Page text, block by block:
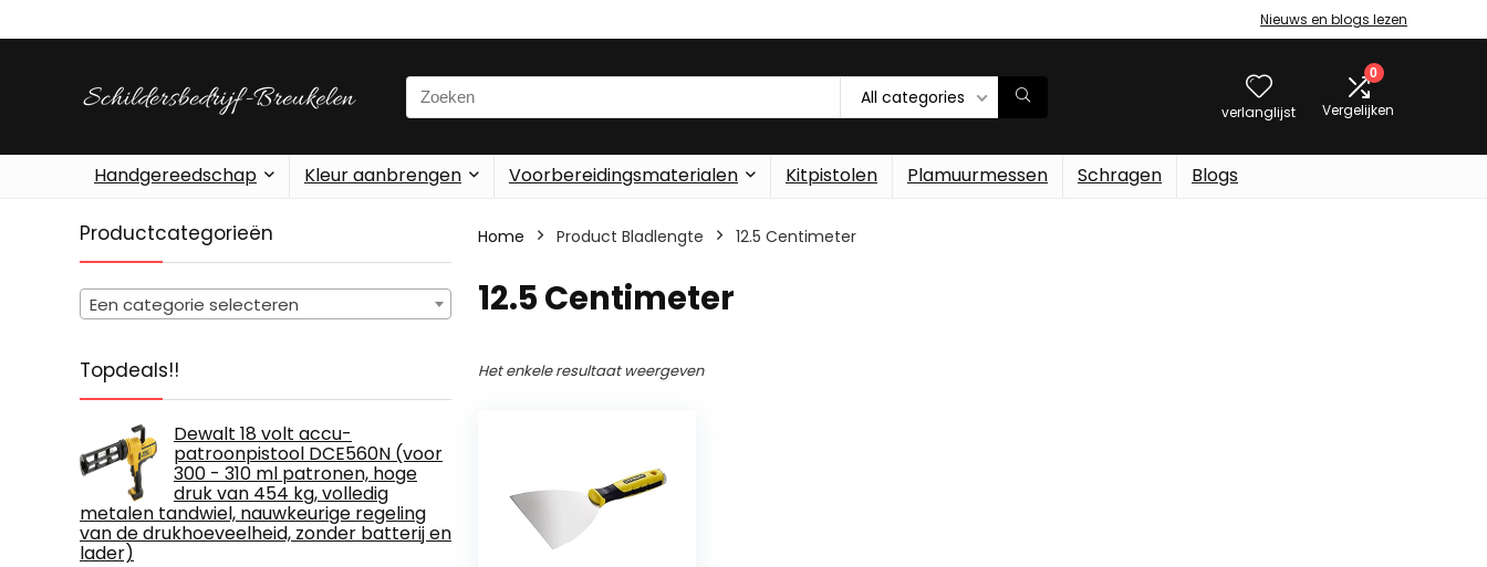
Nieuws en blogs lezen
Search
for:
All categories
verlanglijst
0
Vergelijken
Handgereedschap Kleur aanbrengen Voorbereidingsmaterialen Kitpistolen Plamuurmessen Schragen Blogs
Productcategorieën
Een categorie selecteren
Topdeals!!
Dewalt 18 volt accu-
patroonpistool DCE560N (voor
300 - 310 ml patronen, hoge
druk van 454 kg, volledig
metalen tandwiel, nauwkeurige regeling
van de drukhoeveelheid, zonder batterij en
lader)
Home Product Bladlengte ‎12.5 Centimeter
‎12.5 Centimeter
Het enkele resultaat weergeven